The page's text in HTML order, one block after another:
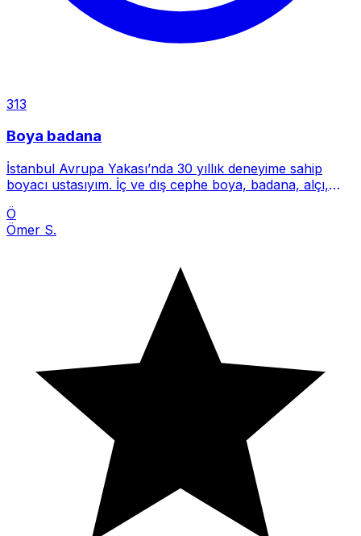
313
Boya badana
İstanbul Avrupa Yakası’nda 30 yıllık deneyime sahip
boyacı ustasıyım. İç ve dış cephe boya, badana, alçı,
Ö
Ömer S.